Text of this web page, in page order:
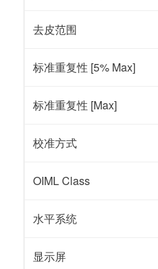
去皮范围
标准重复性 [5% Max]
标准重复性 [Max]
校准方式
OIML Class
水平系统
显示屏